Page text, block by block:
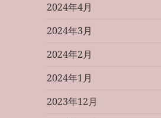
2024年4月
2024年3月
2024年2月
2024年1月
2023年12月